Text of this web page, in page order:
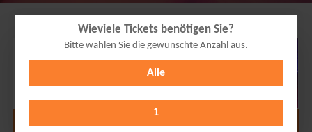
Wieviele Tickets benötigen Sie?
Bitte wählen Sie die gewünschte Anzahl aus.
Alle
1
22
Alle Termine anzeigen